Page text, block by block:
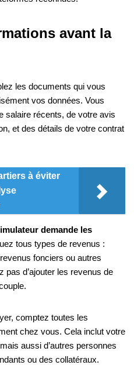
avant la
les documents qui vous
vos données. Vous
salaire récents, de votre avis
et des détails de votre contrat
à éviter
demande les
tous types de revenus :
fonciers ou autres
pas d’ajouter les revenus de
comptez toutes les
chez vous. Cela inclut votre
aussi d’autres personnes
ou des collatéraux.